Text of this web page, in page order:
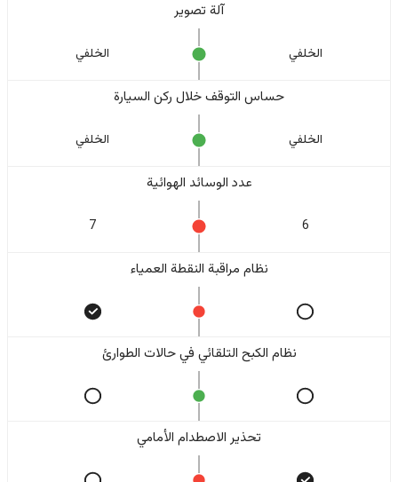
آلة تصوير
الخلفي الخلفي
حساس التوقف خلال ركن السيارة
الخلفي الخلفي
عدد الوسائد الهوائية
6
7
نظام مراقبة النقطة العمياء
نظام الكبح التلقائي في حالات الطوارئ
تحذير الاصطدام الأمامي